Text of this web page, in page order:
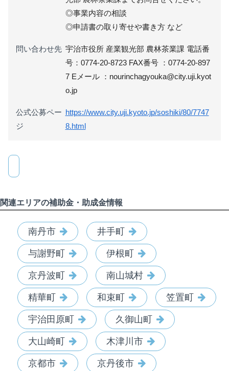
◎事業内容の相談
◎申請書の取り寄せや書き方 など
問い合わせ先 宇治市役所 産業観光部 農林茶業課 電話番
号：0774-20-8723 FAX番号 ：0774-20-897
7 Eメール ：nourinchagyouka@city.uji.kyot
o.jp
公式公募ペー
ジ
https://www.city.uji.kyoto.jp/soshiki/80/7747
8.html
関連エリアの補助金・助成金情報
南丹市 井手町
与謝野町 伊根町
京丹波町 南山城村
精華町 和束町 笠置町
宇治田原町 久御山町
大山崎町 木津川市
京都市 京丹後市